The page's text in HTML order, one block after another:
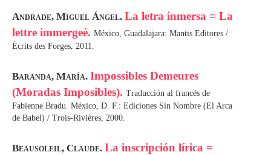
Andrade, Miguel Ángel. La letra inmersa = La
lettre immergeé. México, Guadalajara: Mantis Editores /
Ècrits des Forges, 2011.
Baranda, María. Impossibles Demeures
(Moradas Imposibles). Traducción al francés de
Fabienne Bradu. México, D. F.: Ediciones Sin Nombre (El Arca
de Babel) / Trois-Rivières, 2000.
Beausoleil, Claude. La inscripción lírica =